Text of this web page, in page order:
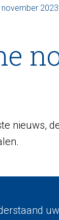
2023
nieuws,